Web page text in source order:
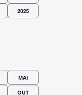
2025
MAI
OUT